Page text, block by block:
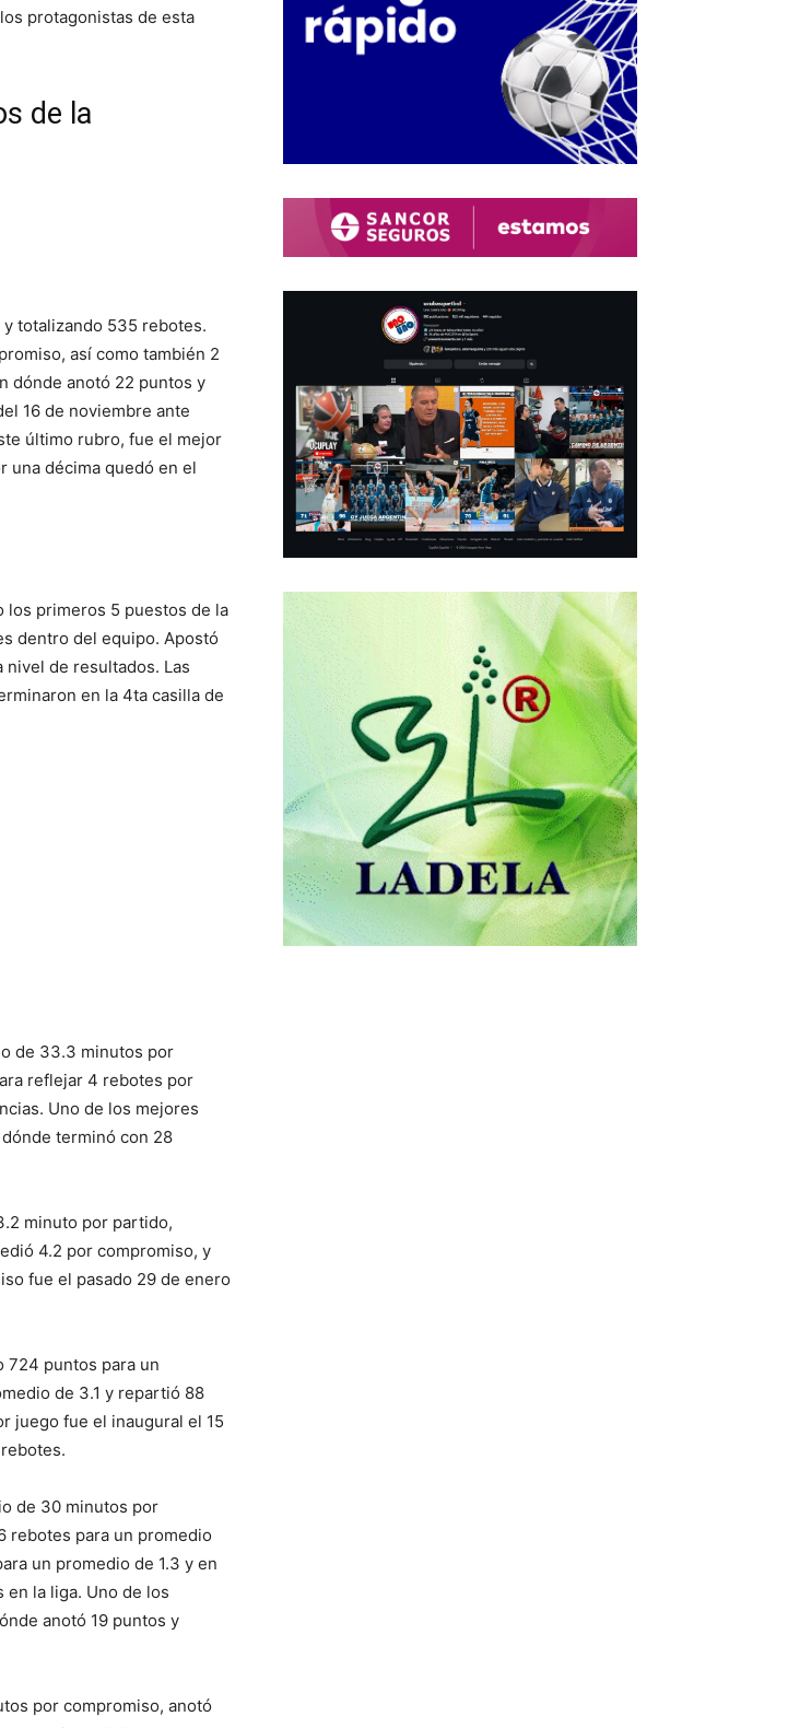
protagonistas de esta
de la
totalizando 535 rebotes.
así como también 2
dónde anotó 22 puntos y
16 de noviembre ante
último rubro, fue el mejor
una décima quedó en el
los primeros 5 puestos de la
dentro del equipo. Apostó
de resultados. Las
en la 4ta casilla de
de 33.3 minutos por
reflejar 4 rebotes por
Uno de los mejores
terminó con 28
minuto por partido,
4.2 por compromiso, y
fue el pasado 29 de enero
724 puntos para un
de 3.1 y repartió 88
juego fue el inaugural el 15
de 30 minutos por
rebotes para un promedio
un promedio de 1.3 y en
la liga. Uno de los
anotó 19 puntos y
por compromiso, anotó